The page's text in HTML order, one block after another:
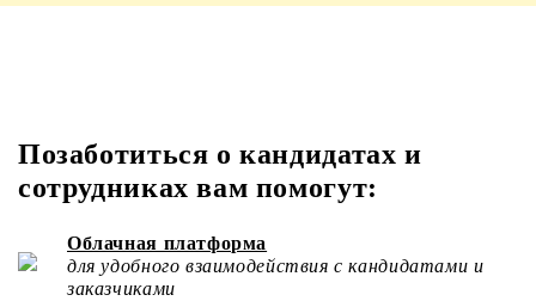
Позаботиться о кандидатах и
сотрудниках вам помогут:
Облачная платформа
для удобного взаимодействия с кандидатами и
заказчиками